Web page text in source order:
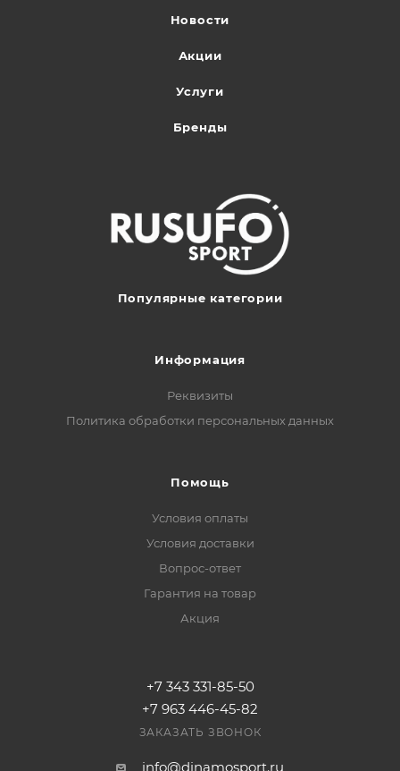
Новости
Акции
Услуги
Бренды
Популярные категории
Информация
Реквизиты
Политика обработки персональных данных
Помощь
Условия оплаты
Условия доставки
Вопрос-ответ
Гарантия на товар
Акция
+7 343 331-85-50
+7 963 446-45-82
ЗАКАЗАТЬ ЗВОНОК
info@dinamosport.ru